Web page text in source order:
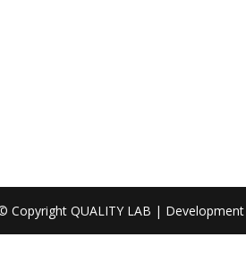
Copyright QUALITY LAB | Development